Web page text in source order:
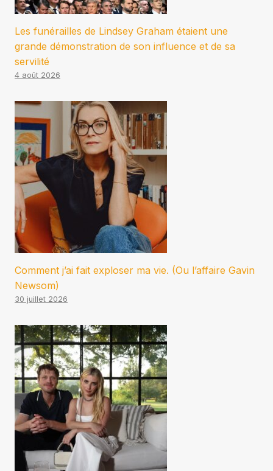
Les funérailles de Lindsey Graham étaient une
grande démonstration de son influence et de sa
servilité
4 août 2026
Comment j’ai fait exploser ma vie. (Ou l’affaire Gavin
Newsom)
30 juillet 2026